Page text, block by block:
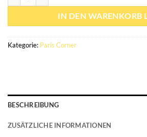
IN DEN WARENKORB
Kategorie: Paris Corner
BESCHREIBUNG
ZUSÄTZLICHE INFORMATIONEN